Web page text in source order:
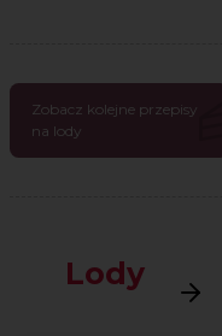
Zobacz kolejne przepisy
na lody
Lody